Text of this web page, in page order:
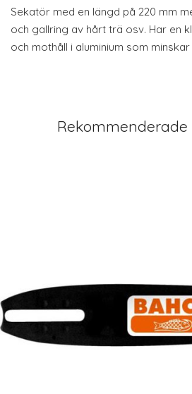
Sekatör med en längd på 220 mm
och gallring av hårt trä osv. Har en
och mothåll i aluminium som